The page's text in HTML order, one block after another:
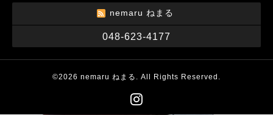
nemaru ねまる
048-623-4177
©2026 nemaru ねまる . All Rights Reserved.